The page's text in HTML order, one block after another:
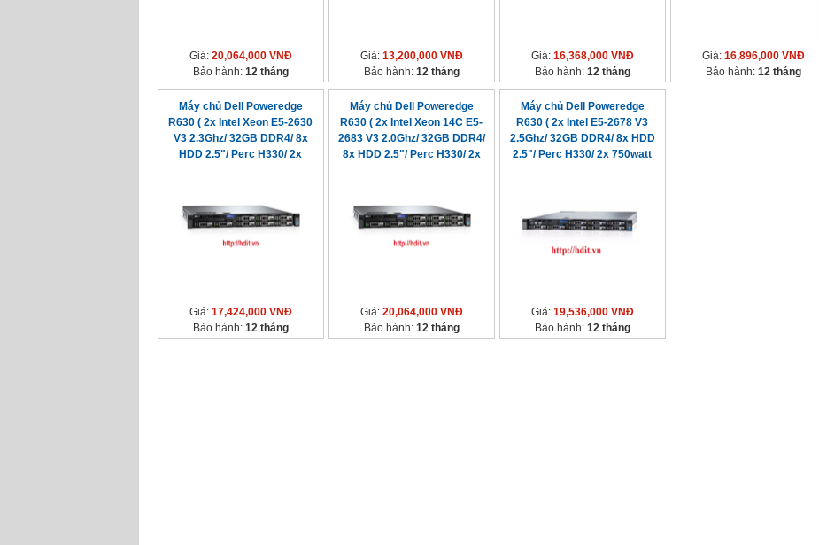
Giá: 20,064,000 VNĐ
Bảo hành: 12 tháng
Giá: 13,200,000 VNĐ
Bảo hành: 12 tháng
Giá: 16,368,000 VNĐ
Bảo hành: 12 tháng
Giá: 16,896,000 VNĐ
Bảo hành: 12 tháng
Máy chủ Dell Poweredge
R630 ( 2x Intel Xeon E5-2630
V3 2.3Ghz/ 32GB DDR4/ 8x
HDD 2.5"/ Perc H330/ 2x
Giá: 17,424,000 VNĐ
Bảo hành: 12 tháng
Máy chủ Dell Poweredge
R630 ( 2x Intel Xeon 14C E5-
2683 V3 2.0Ghz/ 32GB DDR4/
8x HDD 2.5"/ Perc H330/ 2x
Giá: 20,064,000 VNĐ
Bảo hành: 12 tháng
Máy chủ Dell Poweredge
R630 ( 2x Intel E5-2678 V3
2.5Ghz/ 32GB DDR4/ 8x HDD
2.5"/ Perc H330/ 2x 750watt
Giá: 19,536,000 VNĐ
Bảo hành: 12 tháng